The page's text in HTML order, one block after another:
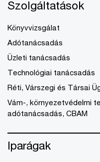
Szolgáltatások
Könyvvizsgálat
Adótanácsadás
Üzleti tanácsadás
Technológiai tanácsadás
Réti, Várszegi és Társai
Vám-, környezetvédelmi
adótanácsadás, CBAM
Iparágak